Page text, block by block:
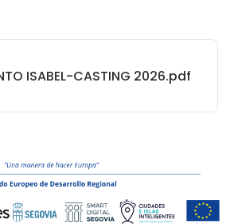
ISABEL-CASTING 2026.pdf